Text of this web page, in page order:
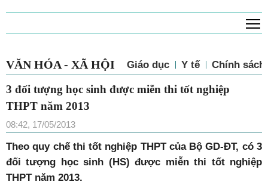
VĂN HÓA - XÃ HỘI Giáo dục Y tế Chính sách
3 đối tượng học sinh được miễn thi tốt nghiệp
THPT năm 2013
08:42, 17/05/2013
Theo quy chế thi tốt nghiệp THPT của Bộ GD-ĐT, có 3
đối tượng học sinh (HS) được miễn thi tốt nghiệp
THPT năm 2013.